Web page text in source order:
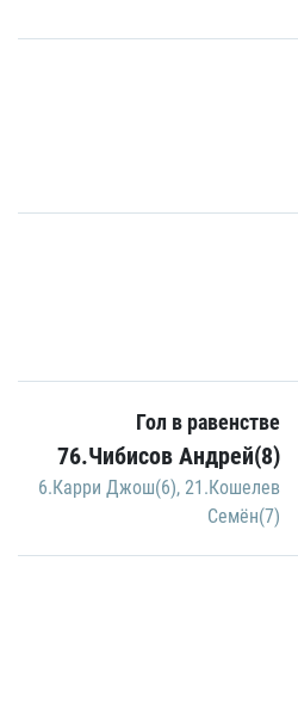
Гол в равенстве
76.Чибисов Андрей(8)
6.Карри Джош(6), 21.Кошелев
Семён(7)